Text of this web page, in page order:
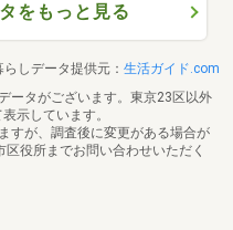
をもっと見る
らしデータ提供元： 生活ガイド.com
ータがございます。東京23区以外
示しています。
すが、調査後に変更がある場合が
役所までお問い合わせいただく